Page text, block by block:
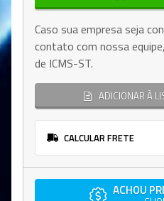
Caso sua empresa seja
contato com nossa
de ICMS-ST.
ADICIONAR À
CALCULAR FRETE
ACHOU